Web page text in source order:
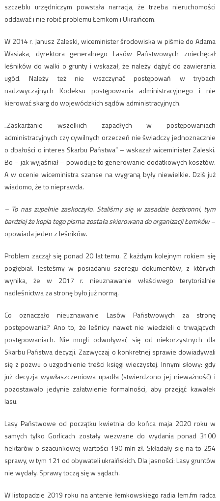
szczeblu urzędniczym powstała narracja, że trzeba nieruchomości
oddawać i nie robić problemu Łemkom i Ukraińcom.
W 2014 r. Janusz Zaleski, wiceminister środowiska w piśmie do Adama
Wasiaka, dyrektora generalnego Lasów Państwowych zniechęcał
leśników do walki o grunty i wskazał, że należy dążyć do zawierania
ugód. Należy też nie wszczynać postępowań w trybach
nadzwyczajnych Kodeksu postępowania administracyjnego i nie
kierować skarg do wojewódzkich sądów administracyjnych.
„Zaskarżanie wszelkich zapadłych w postępowaniach
administracyjnych czy cywilnych orzeczeń nie świadczy jednoznacznie
o dbałości o interes Skarbu Państwa” – wskazał wiceminister Zaleski.
Bo – jak wyjaśniał – powoduje to generowanie dodatkowych kosztów.
A w ocenie wiceministra szanse na wygraną były niewielkie. Dziś już
wiadomo, że to nieprawda.
– To nas zupełnie zaskoczyło. Staliśmy się w zasadzie bezbronni, tym
bardziej że kopia tego pisma została skierowana do organizacji Łemków–
opowiada jeden z leśników.
Problem zaczął się ponad 20 lat temu. Z każdym kolejnym rokiem się
pogłębiał. Jesteśmy w posiadaniu szeregu dokumentów, z których
wynika, że w 2017 r. nieuznawanie właściwego terytorialnie
nadleśnictwa za stronę było już normą.
Co oznaczało nieuznawanie Lasów Państwowych za stronę
postępowania? Ano to, że leśnicy nawet nie wiedzieli o trwających
postępowaniach. Nie mogli odwoływać się od niekorzystnych dla
Skarbu Państwa decyzji. Zazwyczaj o konkretnej sprawie dowiadywali
się z pozwu o uzgodnienie treści księgi wieczystej. Innymi słowy: gdy
już decyzja wywłaszczeniowa upadła (stwierdzono jej nieważność) i
pozostawało jedynie załatwienie formalności, aby przejąć kawałek
lasu.
Lasy Państwowe od początku kwietnia do końca maja 2020 roku w
samych tylko Gorlicach zostały wezwane do wydania ponad 3100
hektarów o szacunkowej wartości 190 mln zł. Składały się na to 254
sprawy, w tym 121 od obywateli ukraińskich. Dla jasności: Lasy gruntów
nie wydały. Sprawy toczą się w sądach.
W listopadzie 2019 roku na antenie łemkowskiego radia lem.fm radca